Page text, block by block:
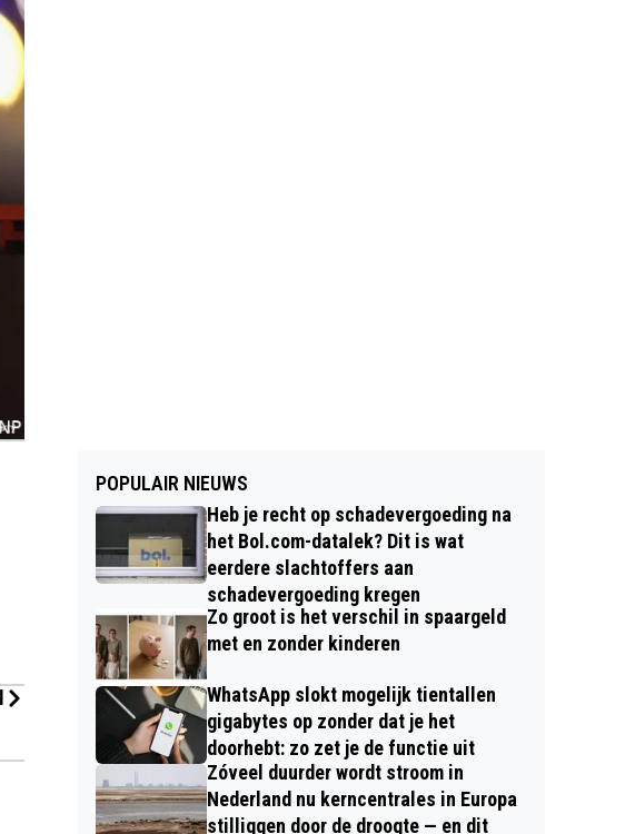
POPULAIR NIEUWS
Heb je recht op schadevergoeding na
het Bol.com-datalek? Dit is wat
eerdere slachtoffers aan
schadevergoeding kregen
Zo groot is het verschil in spaargeld
met en zonder kinderen
WhatsApp slokt mogelijk tientallen
gigabytes op zonder dat je het
doorhebt: zo zet je de functie uit
Zóveel duurder wordt stroom in
Nederland nu kerncentrales in Europa
stilliggen door de droogte — en dit